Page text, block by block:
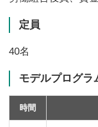
定員
40名
モデルプログラ
時間